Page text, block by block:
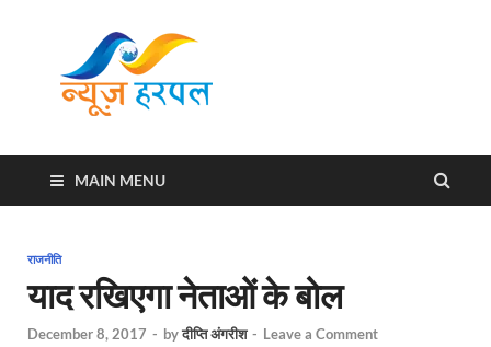
MAIN MENU
राजनीति
याद रखिएगा नेताओं के बोल
December 8, 2017 - byदीप्ति अंगरीश - Leave a Comment